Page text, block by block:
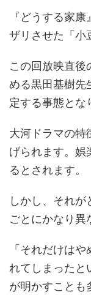
『どうする家
ザリさせた「小
この回放映直後
める黒田基樹先
定する事態とな
大河ドラマの特
げられます。娯
るとされます。
しかし、それ
ごとにかなり異
「それだけは
れてしまったと
が明かすことも